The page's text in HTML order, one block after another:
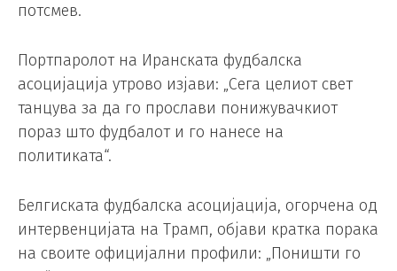
потсмев.
Портпаролот на Иранската фудбалска
асоцијација утрово изјави: „Сега целиот свет
танцува за да го прослави понижувачкиот
пораз што фудбалот и го нанесе на
политиката“.
Белгиската фудбалска асоцијација, огорчена од
интервенцијата на Трамп, објави кратка порака
на своите официјални профили: „Поништи го